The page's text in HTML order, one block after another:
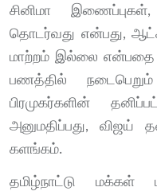
சினிமா
தொடர்வது என்பது,
மாற்றம் இல்லை என்பதை
பணத்தில்
பிரமுகர்களின்
அனுமதிப்பது, விஜய்
களங்கம்.
தமிழ்நாட்டு